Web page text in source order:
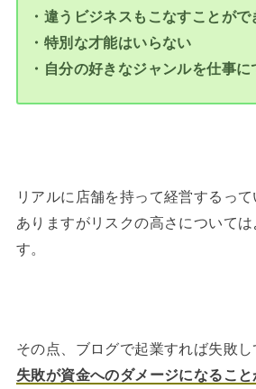
・違うビジネスもこなすことが
・特別な才能はいらない
・自分の好きなジャンルを仕事に
リアルに店舗を持って経営するっ
ありますがリスクの高さについて
す。
その点、ブログで起業すれば失敗し
失敗が資金へのダメージになること